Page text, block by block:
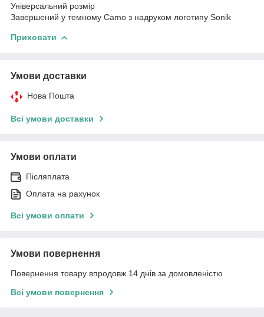
Універсальний розмір
Завершений у темному Camo з надруком логотипу Sonik
Приховати
Умови доставки
Нова Пошта
Всі умови доставки
Умови оплати
Післяплата
Оплата на рахунок
Всі умови оплати
Умови повернення
Повернення товару впродовж 14 днів за домовленістю
Всі умови повернення